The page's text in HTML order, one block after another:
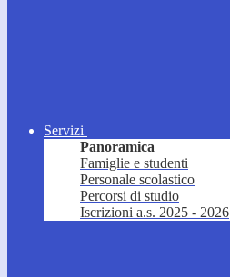
Servizi
Panoramica
Famiglie e studenti
Personale scolastico
Percorsi di studio
Iscrizioni a.s. 2025 - 2026